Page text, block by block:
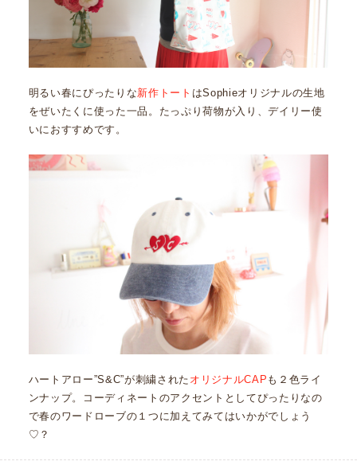
明るい春にぴったりな新作トート はSophieオリジナルの生地
をぜいたくに使った一品。たっぷり荷物が入り、デイリー使
いにおすすめです。
ハートアロー”S&C”が刺繍された オリジナルCAP も２色ライ
ンナップ。コーディネートのアクセントとしてぴったりなの
で春のワードローブの１つに加えてみてはいかがでしょう
♡？